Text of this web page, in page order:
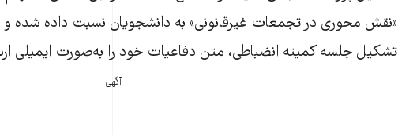
«نقش محوری در تجمعات غیرقانونی» به دانشجویان نسبت داده شده
تشکیل جلسه کمیته انضباطی، متن دفاعیات خود را به‌صورت ایمیلی
آگهی